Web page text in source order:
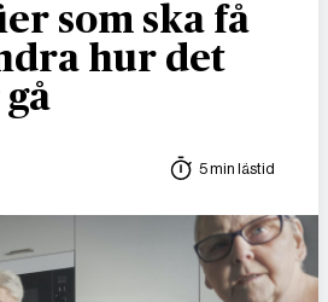
som ska få
hur det
5 min lästid